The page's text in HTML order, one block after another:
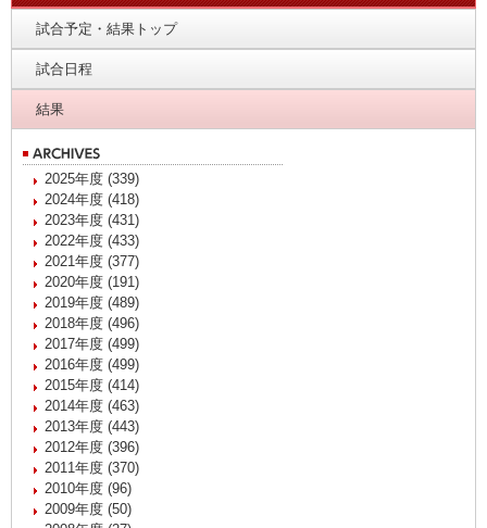
試合予定・結果トップ
試合日程
結果
2025年度 (339)
2024年度 (418)
2023年度 (431)
2022年度 (433)
2021年度 (377)
2020年度 (191)
2019年度 (489)
2018年度 (496)
2017年度 (499)
2016年度 (499)
2015年度 (414)
2014年度 (463)
2013年度 (443)
2012年度 (396)
2011年度 (370)
2010年度 (96)
2009年度 (50)